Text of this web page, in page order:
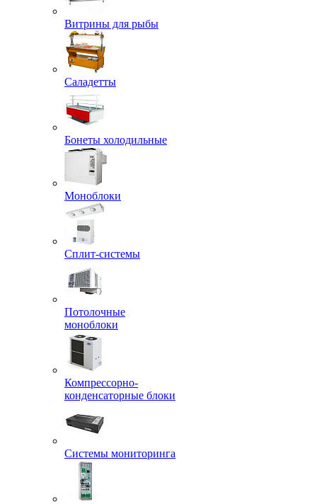
Витрины для рыбы
Саладетты
Бонеты холодильные
Моноблоки
Сплит-системы
Потолочные
моноблоки
Компрессорно-
конденсаторные блоки
Системы мониторинга